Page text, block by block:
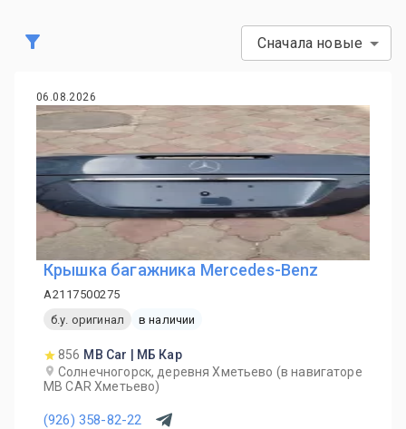
Сначала новые
06.08.2026
Крышка багажника Mercedes-Benz
A2117500275
б.у. оригинал
в наличии
856 MB Car | МБ Кар
Солнечногорск, деревня Хметьево (в навигаторе
MB CAR Хметьево)
(926) 358-82-22